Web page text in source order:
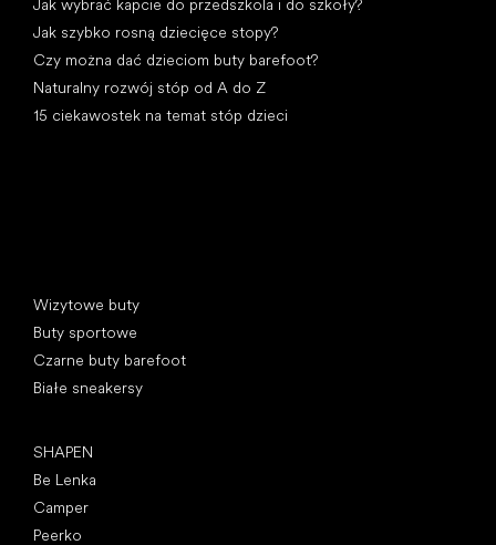
Jak wybrać kapcie do przedszkola i do szkoły?
Jak szybko rosną dziecięce stopy?
Czy można dać dzieciom buty barefoot?
Naturalny rozwój stóp od A do Z
15 ciekawostek na temat stóp dzieci
Wizytowe buty
Buty sportowe
Czarne buty barefoot
Białe sneakersy
SHAPEN
Be Lenka
Camper
Peerko